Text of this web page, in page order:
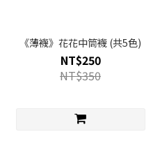
《薄襪》花花中筒襪 (共5色)
NT$250
NT$350